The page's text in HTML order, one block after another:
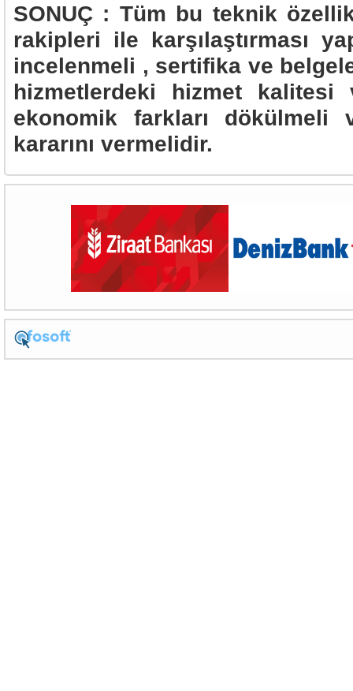
SONUÇ : Tüm bu teknik
rakipleri ile karşılaştırması
incelenmeli , sertifika ve
hizmetlerdeki hizmet kalitesi
ekonomik farkları dökülmeli
kararını vermelidir.